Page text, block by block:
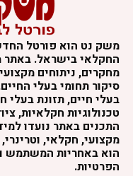
משק נט הוא פורטל
החקלאי בישראל. באתר
מחקרים, ניתוחים
סיקור תחומי בעלי
בעלי חיים, תזונת בעלי
טכנולוגיות חקלאיות,
התכנים באתר נועדו
מקצועי, חקלאי,
הוא באחריות המשתמש
הפרטיות.